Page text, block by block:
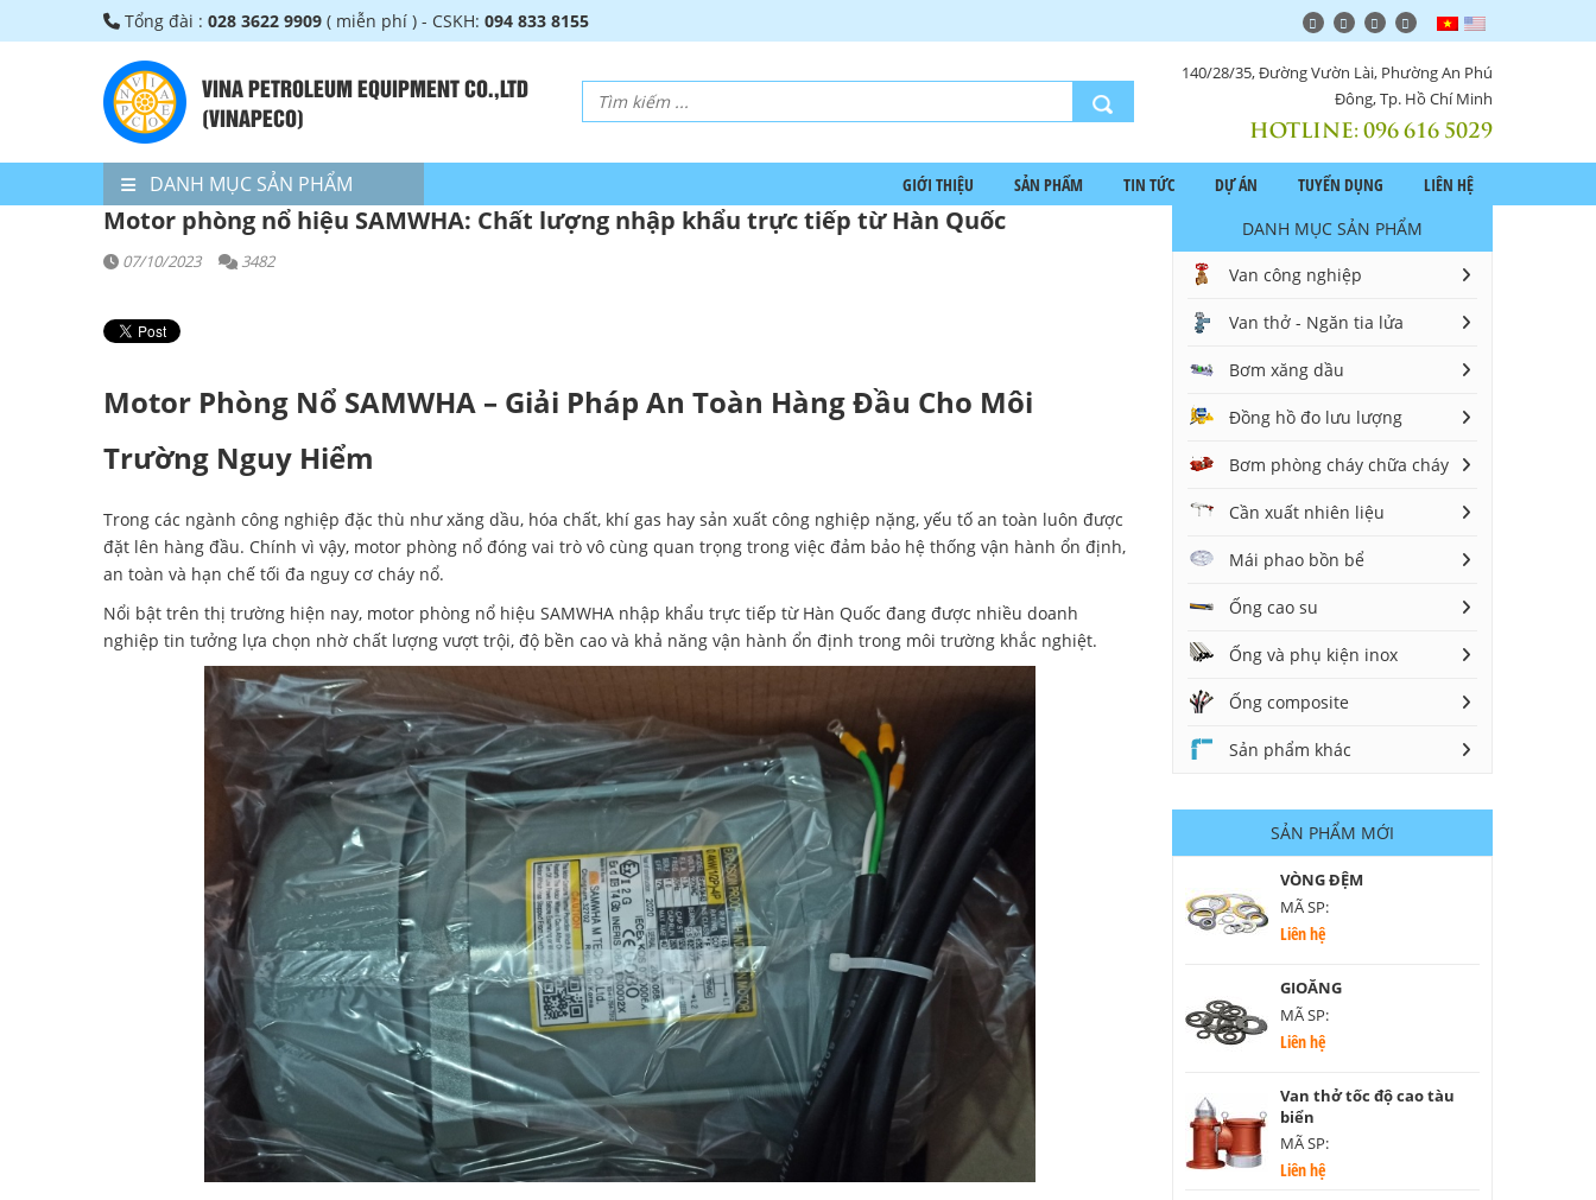
Tổng đài : 028 3622 9909 ( miễn phí ) - CSKH: 094 833 8155
VINA PETROLEUM EQUIPMENT CO.,LTD
(VINAPECO)
140/28/35, Đường Vườn Lài, Phường An Phú
Đông, Tp. Hồ Chí Minh
HOTLINE:096 616 5029
DANH MỤC SẢN PHẨM GIỚI THIỆU SẢN PHẨM TIN TỨC DỰ ÁN TUYỂN DỤNG LIÊN HỆ
Motor phòng nổ hiệu SAMWHA: Chất lượng nhập khẩu trực tiếp từ Hàn Quốc
07/10/2023 3482
Motor Phòng Nổ SAMWHA – Giải Pháp An Toàn Hàng Đầu Cho Môi
Trường Nguy Hiểm
Trong các ngành công nghiệp đặc thù như xăng dầu, hóa chất, khí gas hay sản xuất công nghiệp nặng, yếu tố an toàn luôn được
đặt lên hàng đầu. Chính vì vậy, motor phòng nổ đóng vai trò vô cùng quan trọng trong việc đảm bảo hệ thống vận hành ổn định,
an toàn và hạn chế tối đa nguy cơ cháy nổ.
Nổi bật trên thị trường hiện nay, motor phòng nổ hiệu SAMWHA nhập khẩu trực tiếp từ Hàn Quốc đang được nhiều doanh
nghiệp tin tưởng lựa chọn nhờ chất lượng vượt trội, độ bền cao và khả năng vận hành ổn định trong môi trường khắc nghiệt.
DANH MỤC SẢN PHẨM
Van công nghiệp
Van thở - Ngăn tia lửa
Bơm xăng dầu
Đồng hồ đo lưu lượng
Bơm phòng cháy chữa cháy
Cần xuất nhiên liệu
Mái phao bồn bể
Ống cao su
Ống và phụ kiện inox
Ống composite
Sản phẩm khác
SẢN PHẨM MỚI
VÒNG ĐỆM
MÃ SP:
Liên hệ
GIOĂNG
MÃ SP:
Liên hệ
Van thở tốc độ cao tàu
biển
MÃ SP:
Liên hệ